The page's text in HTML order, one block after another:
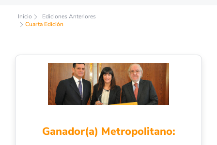
Inicio
Ediciones Anteriores
Cuarta Edición
Ganador(a) Metropolitano: